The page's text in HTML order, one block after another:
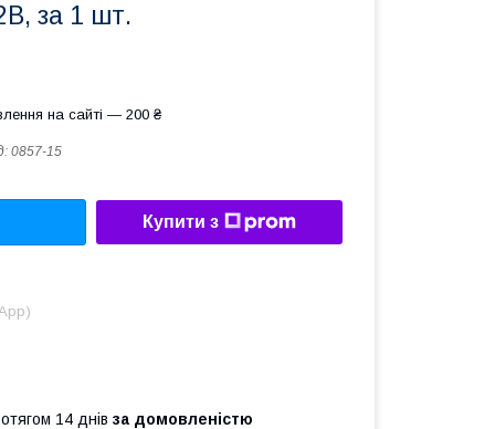
за 1 шт.
на сайті — 200 ₴
0857-15
Купити з
14 днів за домовленістю